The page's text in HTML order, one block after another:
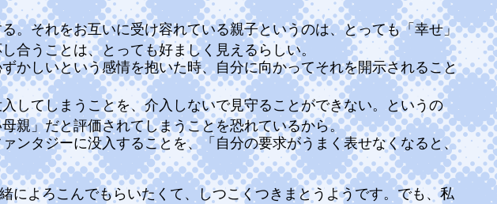
。それをお互いに受け容れている親子というのは、とっても「幸せ」
合うことは、とっても好ましく見えるらしい。
かしいという感情を抱いた時、自分に向かってそれを開示されること
してしまうことを、介入しないで見守ることができない。というの
親」だと評価されてしまうことを恐れているから。
タジーに没入することを、「自分の要求がうまく表せなくなると、
によろこんでもらいたくて、しつこくつきまとうようです。でも、私